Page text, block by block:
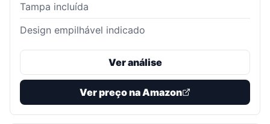
Tampa incluída
Design empilhável indicado
Ver análise
Ver preço na Amazon